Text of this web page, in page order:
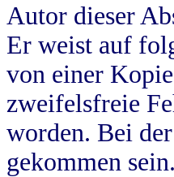
Autor dieser
Er weist auf
von einer
zweifelsfreie
worden. Bei
gekommen